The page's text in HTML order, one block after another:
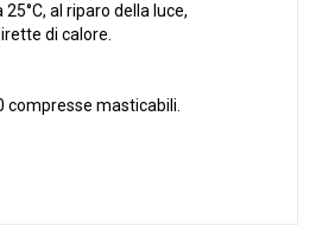
al riparo della luce,
di calore.
compresse masticabili.